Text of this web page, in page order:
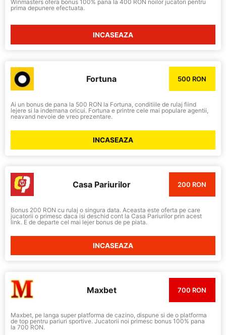
Winmasters ofera bonus 100% pana la 400 RON noilor jucatori pentru
prima depunere efectuata.
INCASEAZA
Fortuna 500 RON
Ai un bonus de pana la 500 RON la Fortuna, conditiile de rulaj fiind
lejere si la indemana oricui. Fortuna e printre cele mai populare agentii,
neavand nevoie de vreo prezentare.
INCASEAZA
Casa Pariurilor 200 RON
Bonus 200 RON cu rulaj o singura data. Aceasta este oferta pe care
jucatorii o primesc daca isi deschid cont la Casa Pariurilor prin acest
link. E de departe cel mai lejer bonus de pe piata.
INCASEAZA
Maxbet 700 RON
Maxbet, pe langa super platforma de cazino, dispune si de o platforma
de top pentru pariuri sportive. Jucatorii noi primesc bonus 100% pana
la 700 RON.